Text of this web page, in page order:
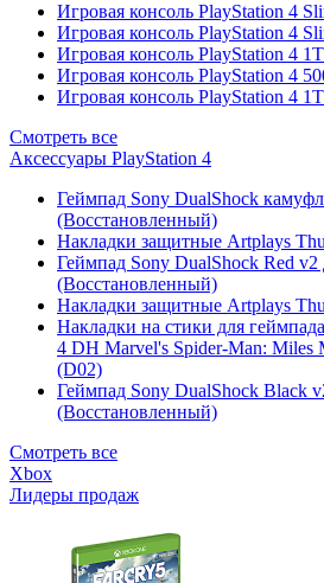
Игровая консоль PlayStation 4
Игровая консоль PlayStation 4
Игровая консоль PlayStation 4
Игровая консоль PlayStation 4
Игровая консоль PlayStation 4
Смотреть все
Аксессуары PlayStation 4
Геймпад Sony DualShock
(Восстановленный)
Накладки защитные Artplays
Геймпад Sony DualShock Red
(Восстановленный)
Накладки защитные Artplays
Накладки на стики для
4 DH Marvel's Spider-Man: Miles
(D02)
Геймпад Sony DualShock Black
(Восстановленный)
Смотреть все
Xbox
Лидеры продаж